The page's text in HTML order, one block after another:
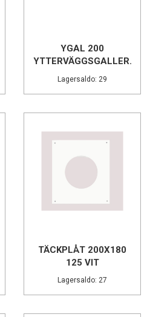
YGAL 200
YTTERVÄGGSGALLER...
Lagersaldo: 29
TÄCKPLÅT 200X180
125 VIT
Lagersaldo: 27